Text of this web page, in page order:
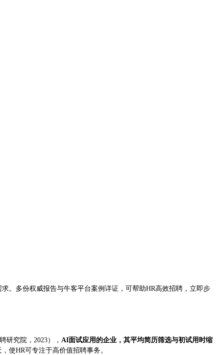
。多份权威报告与牛客平台案例详证，可帮助HR高效招聘，立即步
研究院，2023）， AI面试应用的企业，其平均简历筛选与初试用时缩
使HR可专注于高价值招聘事务。